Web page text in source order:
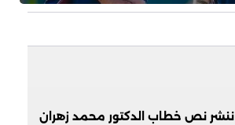
ننشر نص خطاب الدكتور محمد زهران